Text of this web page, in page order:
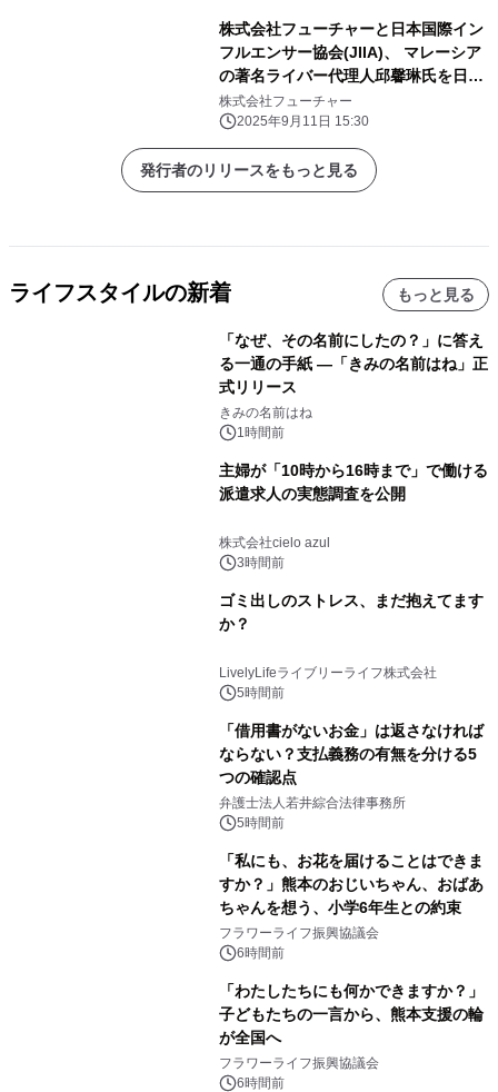
株式会社フューチャーと日本国際イン
フルエンサー協会(JIIA)、 マレーシア
の著名ライバー代理人邱馨琳氏を日本
に招待し、 日本製品の東南アジア進出
を本格始動
株式会社フューチャー
2025年9月11日 15:30
発行者のリリースをもっと見る
ライフスタイルの新着 もっと見る
「なぜ、その名前にしたの？」に答え
る一通の手紙 ―「きみの名前はね」正
式リリース
きみの名前はね
1時間前
主婦が「10時から16時まで」で働ける
派遣求人の実態調査を公開
株式会社cielo azul
3時間前
ゴミ出しのストレス、まだ抱えてます
か？
LivelyLifeライブリーライフ株式会社
5時間前
「借用書がないお金」は返さなければ
ならない？支払義務の有無を分ける5
つの確認点
弁護士法人若井綜合法律事務所
5時間前
「私にも、お花を届けることはできま
すか？」熊本のおじいちゃん、おばあ
ちゃんを想う、小学6年生との約束
フラワーライフ振興協議会
6時間前
「わたしたちにも何かできますか？」
子どもたちの一言から、熊本支援の輪
が全国へ
フラワーライフ振興協議会
6時間前